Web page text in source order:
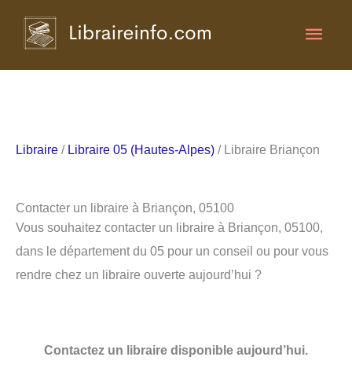
Libraire / Libraire 05 (Hautes-Alpes) / Libraire Briançon
Contacter un libraire à Briançon, 05100
Vous souhaitez contacter un libraire à Briançon, 05100,
dans le département du 05 pour un conseil ou pour vous
rendre chez un libraire ouverte aujourd’hui ?
Contactez un libraire disponible aujourd’hui.